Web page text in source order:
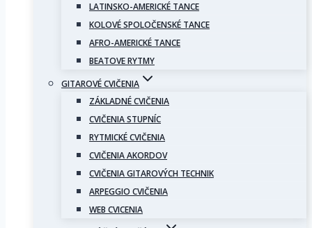
LATINSKO-AMERICKÉ TANCE
KOLOVÉ SPOLOČENSKÉ TANCE
AFRO-AMERICKÉ TANCE
BEATOVE RYTMY
GITAROVÉ CVIČENIA
ZÁKLADNÉ CVIČENIA
CVIČENIA STUPNÍC
RYTMICKÉ CVIČENIA
CVIČENIA AKORDOV
CVIČENIA GITAROVÝCH TECHNIK
ARPEGGIO CVIČENIA
WEB CVICENIA